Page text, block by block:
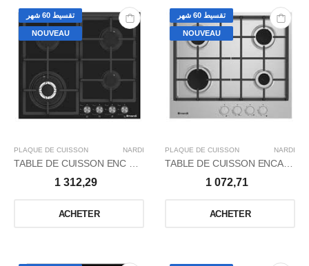
تقسيط 60 شهر
NOUVEAU
PLAQUE DE CUISSON NARDI
1 312,29
ACHETER
تقسيط 60 شهر
NOUVEAU
PLAQUE DE CUISSON NARDI
1 072,71
ACHETER